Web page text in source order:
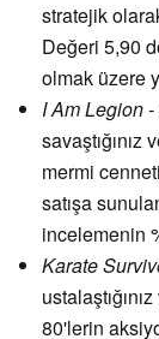
stratejik
Değeri 5,90
olmak üzere
I Am Legion
mermi
satışa
incelemenin
Karate
80'lerin